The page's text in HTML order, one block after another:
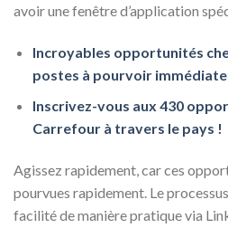
avoir une fenêtre d’application
Incroyables opportunités
postes à pourvoir
Inscrivez-vous aux 430
Carrefour à travers le pays !
Agissez rapidement, car ces
pourvues rapidement. Le
facilité de manière pratique via